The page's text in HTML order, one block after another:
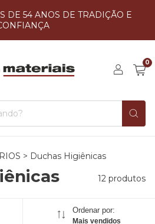
DE 54 ANOS DE TRADIÇÃO E
0
> Duchas Higiênicas
12 produtos
Ordenar por:
Mais vendidos